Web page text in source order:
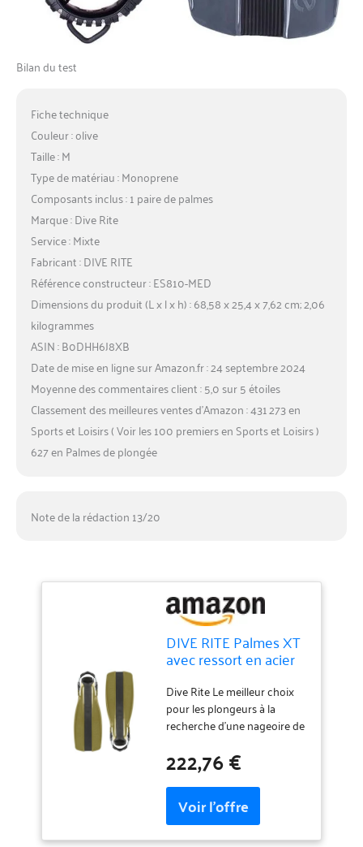
Bilan du test
Fiche technique
Couleur : olive
Taille : M
Type de matériau : Monoprene
Composants inclus : 1 paire de palmes
Marque : Dive Rite
Service : Mixte
Fabricant : DIVE RITE
Référence constructeur : ES810-MED
Dimensions du produit (L x l x h) : 68,58 x 25,4 x 7,62 cm; 2,06
kilogrammes
ASIN : B0DHH6J8XB
Date de mise en ligne sur Amazon.fr : 24 septembre 2024
Moyenne des commentaires client : 5,0 sur 5 étoiles
Classement des meilleures ventes d’Amazon : 431 273 en
Sports et Loisirs ( Voir les 100 premiers en Sports et Loisirs )
627 en Palmes de plongée
Note de la rédaction 13/20
DIVE RITE Palmes XT
avec ressort en acier
Dive Rite Le meilleur choix
pour les plongeurs à la
recherche d'une nageoire de
222,76 €